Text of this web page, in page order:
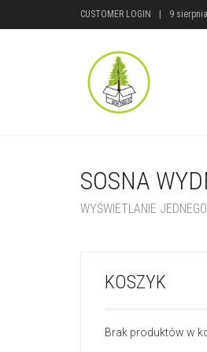
CUSTOMER LOGIN 9
SOSNA
WYŚWIETLANIE
KOSZYK
Brak produktów w